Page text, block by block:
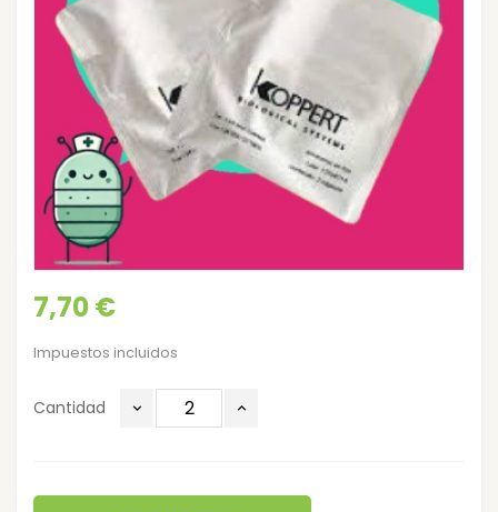
7,70 €
Impuestos incluidos
Cantidad